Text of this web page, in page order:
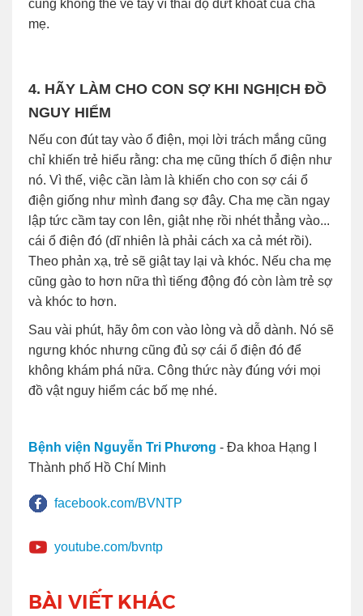
cũng không thể về tay vì thái độ dứt khoát của cha
mẹ.
4. HÃY LÀM CHO CON SỢ KHI NGHỊCH ĐỒ
NGUY HIỂM
Nếu con đút tay vào ổ điện, mọi lời trách mắng cũng
chỉ khiến trẻ hiểu rằng: cha mẹ cũng thích ổ điện như
nó. Vì thế, việc cần làm là khiến cho con sợ cái ổ
điện giống như mình đang sợ đây. Cha mẹ cần ngay
lập tức cầm tay con lên, giật nhẹ rồi nhét thẳng vào...
cái ổ điện đó (dĩ nhiên là phải cách xa cả mét rồi).
Theo phản xạ, trẻ sẽ giật tay lại và khóc. Nếu cha mẹ
cũng gào to hơn nữa thì tiếng động đó còn làm trẻ sợ
và khóc to hơn.
Sau vài phút, hãy ôm con vào lòng và dỗ dành. Nó sẽ
ngưng khóc nhưng cũng đủ sợ cái ổ điện đó để
không khám phá nữa. Công thức này đúng với mọi
đồ vật nguy hiểm các bố mẹ nhé.
Bệnh viện Nguyễn Tri Phương - Đa khoa Hạng I
Thành phố Hồ Chí Minh
facebook.com/BVNTP
youtube.com/bvntp
BÀI VIẾT KHÁC